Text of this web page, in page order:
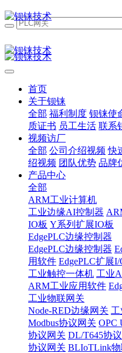
首页
关于钡铼
全部 福利制度 钡铼使
质证书 员工生活 联系
视频访厂
全部 公司介绍视频 快
绍视频 团队优势 品牌
产品中心
全部
ARM工业计算机
工业边缘AI控制器
IO板 Y系列扩展IO板
EdgePLC边缘控制器
EdgePLC边缘控制器
用软件 EdgePLC扩展
工业触控一体机 工业
ARM工业应用软件
工业物联网关
Node-RED边缘网关
Modbus协议网关 OPC
协议网关 DL/T645协
协议网关 BLIoTLink